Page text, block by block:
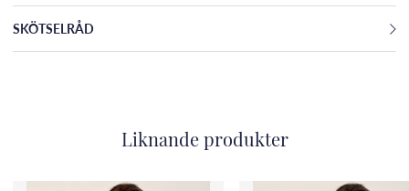
SKÖTSELRÅD
Liknande produkter